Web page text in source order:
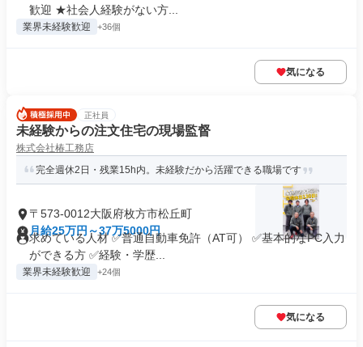
歓迎 ★社会人経験がない方...
業界未経験歓迎 +36個
気になる
正社員
未経験からの注文住宅の現場監督
株式会社椿工務店
完全週休2日・残業15h内。未経験だから活躍できる職場です
〒573-0012大阪府枚方市松丘町
月給25万円～37万5000円
求めている人材 ✅普通自動車免許（AT可） ✅基本的なPC入力
ができる方 ✅経験・学歴...
業界未経験歓迎 +24個
気になる